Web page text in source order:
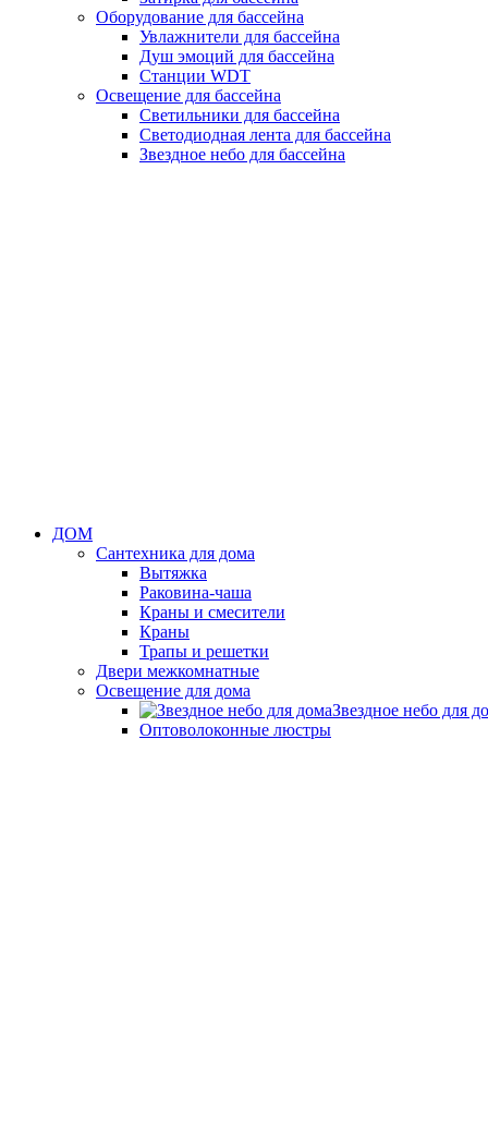
Оборудование для бассейна
Увлажнители для бассейна
Душ эмоций для бассейна
Станции WDT
Освещение для бассейна
Светильники для бассейна
Светодиодная лента для бассейна
Звездное небо для бассейна
ДОМ
Сантехника для дома
Вытяжка
Раковина-чаша
Краны и смесители
Краны
Трапы и решетки
Двери межкомнатные
Освещение для дома
Звездное небо для
Оптоволоконные люстры